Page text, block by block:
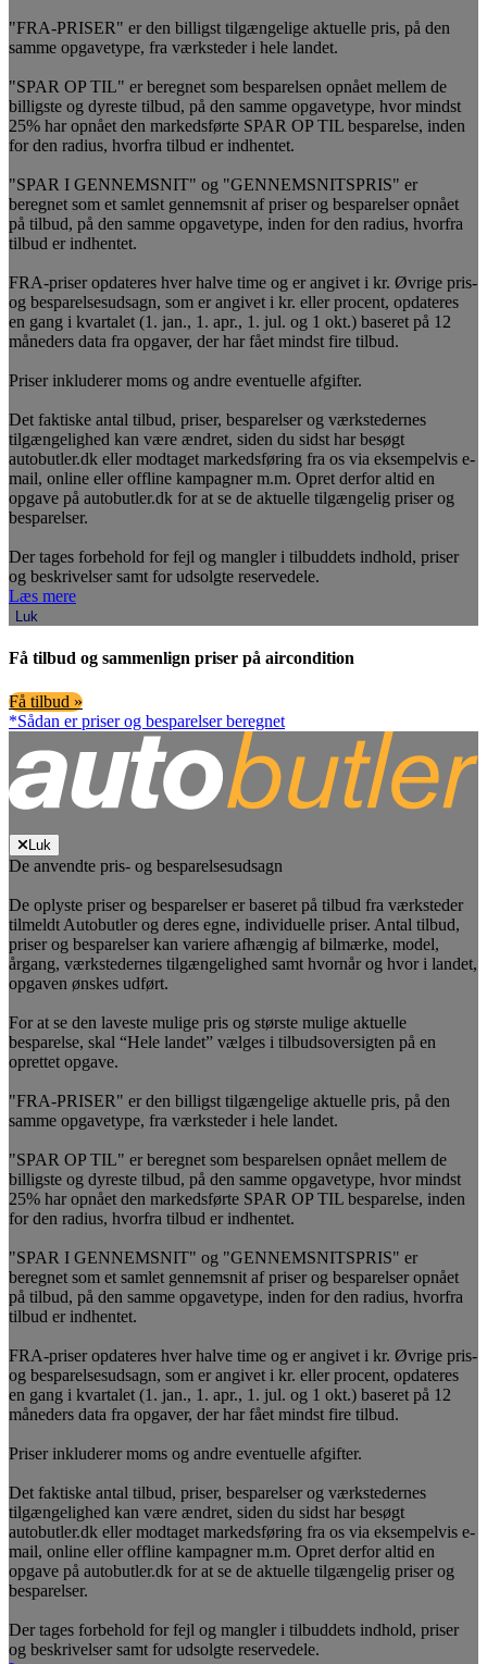
"FRA-PRISER" er den billigst tilgængelige aktuelle pris, på den
samme opgavetype, fra værksteder i hele landet.
"SPAR OP TIL" er beregnet som besparelsen opnået mellem de
billigste og dyreste tilbud, på den samme opgavetype, hvor mindst
25% har opnået den markedsførte SPAR OP TIL besparelse, inden
for den radius, hvorfra tilbud er indhentet.
"SPAR I GENNEMSNIT" og "GENNEMSNITSPRIS" er
beregnet som et samlet gennemsnit af priser og besparelser opnået
på tilbud, på den samme opgavetype, inden for den radius, hvorfra
tilbud er indhentet.
FRA-priser opdateres hver halve time og er angivet i kr. Øvrige pris-
og besparelsesudsagn, som er angivet i kr. eller procent, opdateres
en gang i kvartalet (1. jan., 1. apr., 1. jul. og 1 okt.) baseret på 12
måneders data fra opgaver, der har fået mindst fire tilbud.
Priser inkluderer moms og andre eventuelle afgifter.
Det faktiske antal tilbud, priser, besparelser og værkstedernes
tilgængelighed kan være ændret, siden du sidst har besøgt
autobutler.dk eller modtaget markedsføring fra os via eksempelvis e-
mail, online eller offline kampagner m.m. Opret derfor altid en
opgave på autobutler.dk for at se de aktuelle tilgængelig priser og
besparelser.
Der tages forbehold for fejl og mangler i tilbuddets indhold, priser
og beskrivelser samt for udsolgte reservedele.
Læs mere
Luk
Få tilbud og sammenlign priser på aircondition
Få tilbud »
*Sådan er priser og besparelser beregnet
Luk
De anvendte pris- og besparelsesudsagn
De oplyste priser og besparelser er baseret på tilbud fra værksteder
tilmeldt Autobutler og deres egne, individuelle priser. Antal tilbud,
priser og besparelser kan variere afhængig af bilmærke, model,
årgang, værkstedernes tilgængelighed samt hvornår og hvor i landet,
opgaven ønskes udført.
For at se den laveste mulige pris og største mulige aktuelle
besparelse, skal “Hele landet” vælges i tilbudsoversigten på en
oprettet opgave.
"FRA-PRISER" er den billigst tilgængelige aktuelle pris, på den
samme opgavetype, fra værksteder i hele landet.
"SPAR OP TIL" er beregnet som besparelsen opnået mellem de
billigste og dyreste tilbud, på den samme opgavetype, hvor mindst
25% har opnået den markedsførte SPAR OP TIL besparelse, inden
for den radius, hvorfra tilbud er indhentet.
"SPAR I GENNEMSNIT" og "GENNEMSNITSPRIS" er
beregnet som et samlet gennemsnit af priser og besparelser opnået
på tilbud, på den samme opgavetype, inden for den radius, hvorfra
tilbud er indhentet.
FRA-priser opdateres hver halve time og er angivet i kr. Øvrige pris-
og besparelsesudsagn, som er angivet i kr. eller procent, opdateres
en gang i kvartalet (1. jan., 1. apr., 1. jul. og 1 okt.) baseret på 12
måneders data fra opgaver, der har fået mindst fire tilbud.
Priser inkluderer moms og andre eventuelle afgifter.
Det faktiske antal tilbud, priser, besparelser og værkstedernes
tilgængelighed kan være ændret, siden du sidst har besøgt
autobutler.dk eller modtaget markedsføring fra os via eksempelvis e-
mail, online eller offline kampagner m.m. Opret derfor altid en
opgave på autobutler.dk for at se de aktuelle tilgængelig priser og
besparelser.
Der tages forbehold for fejl og mangler i tilbuddets indhold, priser
og beskrivelser samt for udsolgte reservedele.